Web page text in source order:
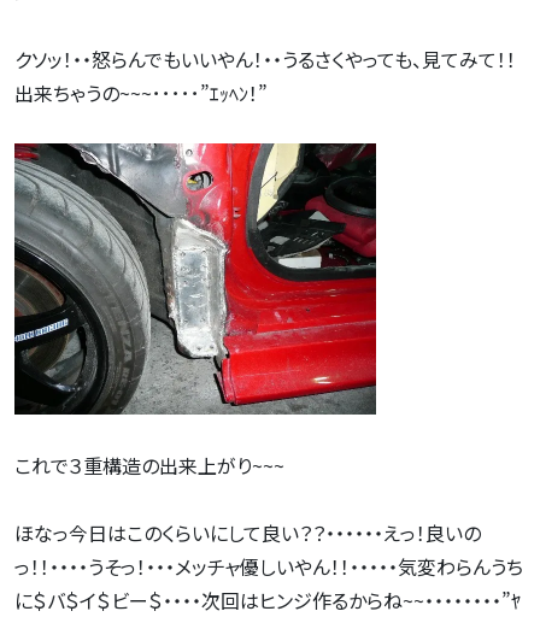
クソッ！・・怒らんでもいいやん！・・うるさくやっても、見てみて！！
出来ちゃうの~~~･････”ｴｯﾍﾝ！”
これで３重構造の出来上がり~~~
ほなっ今日はこのくらいにして良い？？・・・・・・えっ！良いの
っ！！・・・・うそっ！・・・メッチャ優しいやん！！・・・・・気変わらんうち
に＄バ＄イ＄ビー＄・・・・次回はヒンジ作るからね~~・・・・・・・・”ﾔ